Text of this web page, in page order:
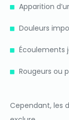
Apparition
Douleurs
Écoulements
Rougeurs ou
Cependant, les